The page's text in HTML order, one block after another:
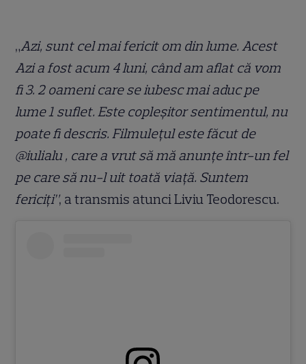
„Azi, sunt cel mai fericit om din lume. Acest
Azi a fost acum 4 luni, când am aflat că vom
fi 3. 2 oameni care se iubesc mai aduc pe
lume 1 suflet. Este copleșitor sentimentul, nu
poate fi descris. Filmulețul este făcut de
@iulialu , care a vrut să mă anunțe într-un fel
pe care să nu-l uit toată viață. Suntem
fericiți”, a transmis atunci Liviu Teodorescu.